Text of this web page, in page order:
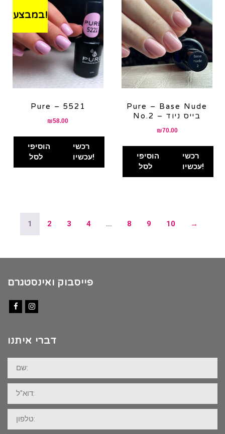
במבצע!
Pure – 5521
₪58.00
הוסיפי
לסל
רכשי
עכשיו!
Pure – Base Nude
No.2 – בייס ניוד
₪70.00
הוסיפי
לסל
רכשי
עכשיו!
1 2 3 4 … 8 9 10 →
פייסבוק ואינסטגרם
דברי איתנו
שם:
דוא"ל:
טלפון: